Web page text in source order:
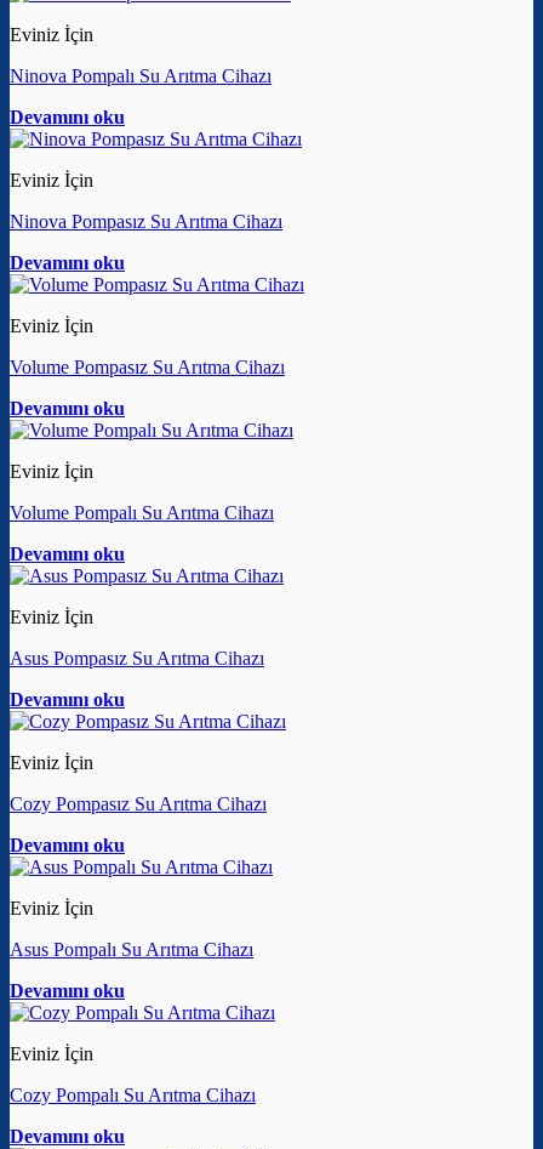
Eviniz İçin
Ninova Pompalı Su Arıtma Cihazı
Devamını oku
Eviniz İçin
Ninova Pompasız Su Arıtma Cihazı
Devamını oku
Eviniz İçin
Volume Pompasız Su Arıtma Cihazı
Devamını oku
Eviniz İçin
Volume Pompalı Su Arıtma Cihazı
Devamını oku
Eviniz İçin
Asus Pompasız Su Arıtma Cihazı
Devamını oku
Eviniz İçin
Cozy Pompasız Su Arıtma Cihazı
Devamını oku
Eviniz İçin
Asus Pompalı Su Arıtma Cihazı
Devamını oku
Eviniz İçin
Cozy Pompalı Su Arıtma Cihazı
Devamını oku